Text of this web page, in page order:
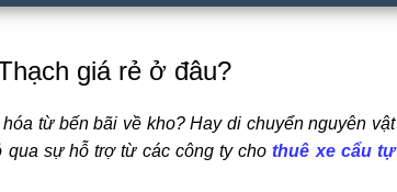
giá rẻ ở đâu?
từ bến bãi về kho? Hay di chuyển nguyên vật
qua sự hỗ trợ từ các công ty chothuê xe cẩu tự